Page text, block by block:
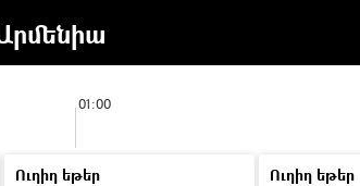
01:00
Ուղիղ եթեր
Ուղիղ եթեր